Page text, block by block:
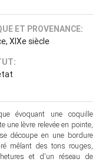
ET PROVENANCE:
XIXe siècle
évoquant une coquille
une lèvre relevée en pointe,
découpe en une bordure
mêlant des tons rouges,
et d'un réseau de